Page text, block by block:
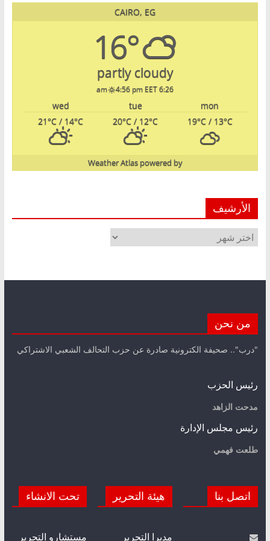
CAIRO, EG
16°
partly cloudy
6:26 am
4:56 pm EET
mon
tue
wed
19°C/ 13°C
20°C / 12°C
21°C / 14°C
powered by
Weather Atlas
الأرشيف
الأرشيف
من نحن
"درب".. صحيفة الكترونية صادرة عن حزب التحالف الشعبي الاشتراكي
رئيس الحزب
مدحت الزاهد
رئيس مجلس الإدارة
طلعت فهمي
اتصل بنا هيئة التحرير
مديرا التحرير
تحت الانشاء
مستشارو التحرير